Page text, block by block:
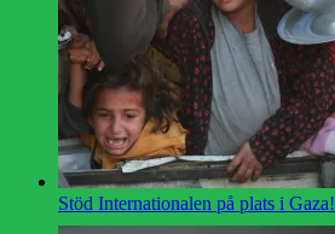
Stöd Internationalen på plats i Gaza!